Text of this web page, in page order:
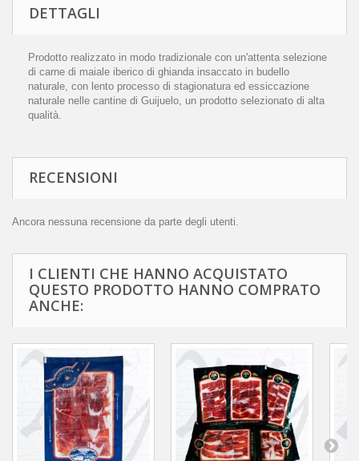
DETTAGLI
Prodotto realizzato in modo tradizionale con un'attenta selezione
di carne di maiale iberico di ghianda insaccato in budello
naturale, con lento processo di stagionatura ed essiccazione
naturale nelle cantine di Guijuelo, un prodotto selezionato di alta
qualità.
RECENSIONI
Ancora nessuna recensione da parte degli utenti.
I CLIENTI CHE HANNO ACQUISTATO
QUESTO PRODOTTO HANNO COMPRATO
ANCHE: